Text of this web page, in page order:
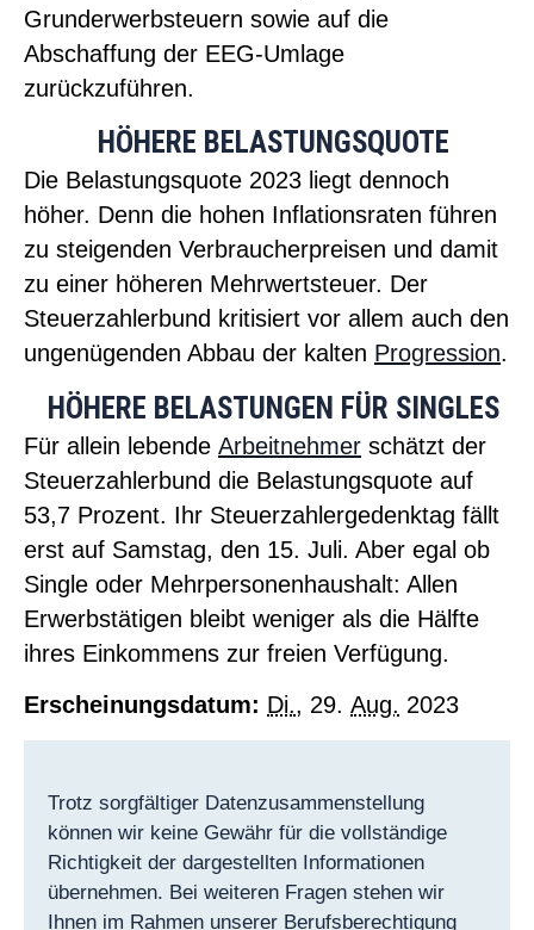
Grunderwerbsteuern sowie auf die
Abschaffung der EEG-Umlage
zurückzuführen.
HÖHERE BELASTUNGSQUOTE
Die Belastungsquote 2023 liegt dennoch
höher. Denn die hohen Inflationsraten führen
zu steigenden Verbraucherpreisen und damit
zu einer höheren Mehrwertsteuer. Der
Steuerzahlerbund kritisiert vor allem auch den
ungenügenden Abbau der kalten Progression.
HÖHERE BELASTUNGEN FÜR SINGLES
Für allein lebende Arbeitnehmer schätzt der
Steuerzahlerbund die Belastungsquote auf
53,7 Prozent. Ihr Steuerzahlergedenktag fällt
erst auf Samstag, den 15. Juli. Aber egal ob
Single oder Mehrpersonenhaushalt: Allen
Erwerbstätigen bleibt weniger als die Hälfte
ihres Einkommens zur freien Verfügung.
Erscheinungsdatum: Di., 29. Aug. 2023
Trotz sorgfältiger Datenzusammenstellung
können wir keine Gewähr für die vollständige
Richtigkeit der dargestellten Informationen
übernehmen. Bei weiteren Fragen stehen wir
Ihnen im Rahmen unserer Berufsberechtigung